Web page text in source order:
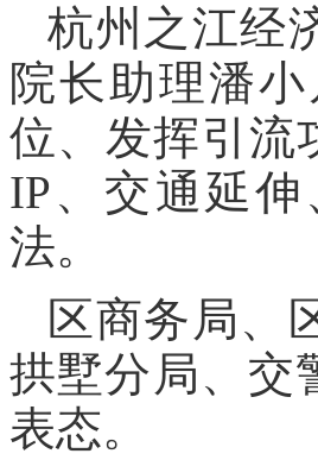
杭州之江经
院长助理潘
位、发挥引流
IP、交通延
法。
区商务局、
拱墅分局、交
表态。